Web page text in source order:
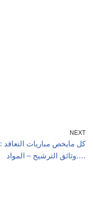
NEXT
كل مايخص مباريات التعاقد :
وثائق الترشيح – المواد….